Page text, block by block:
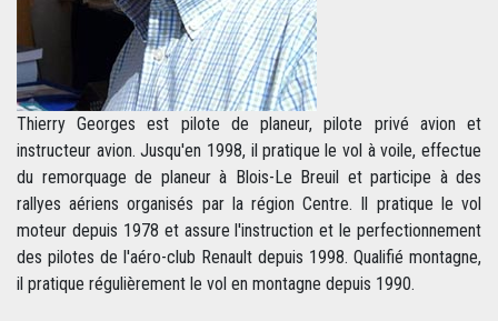
Thierry Georges est pilote de planeur, pilote privé avion et
instructeur avion. Jusqu'en 1998, il pratique le vol à voile, effectue
du remorquage de planeur à Blois-Le Breuil et participe à des
rallyes aériens organisés par la région Centre. Il pratique le vol
moteur depuis 1978 et assure l'instruction et le perfectionnement
des pilotes de l'aéro-club Renault depuis 1998. Qualifié montagne,
il pratique régulièrement le vol en montagne depuis 1990.